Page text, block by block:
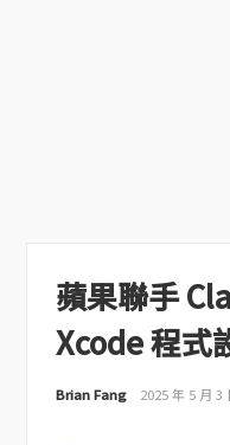
蘋果聯手
Xcode 程式
Brian Fang 2025 年 5 月 3